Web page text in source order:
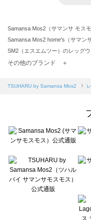
Samansa Mos2（サマンサ モス
Samansa Mos2 home's（サマン
SM2（エスエムツー）のレッグ
TSUHARU by Samansa Mos2（
Samansa Mos2 blue（サマンサ
sō4ū（ソウフォーユー）のレッ
Te chichi（テチチ）のレッグウ
Te chichi CLASSIC（テチチ ク
Lugnoncure（ルノンキュール）
BETTY'S BLUE（べティーズブ
Wpc.（ワールドパーティー）の
その他のブランド ＋
TSUHARU by Samansa Mos2